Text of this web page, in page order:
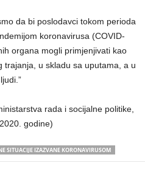
da bi poslodavci tokom perioda
koronavirusa (COVID-
organa mogli primjenjivati kao
trajanja, u skladu sa uputama, a u
rada i socijalne politike,
godine)
SITUACIJE IZAZVANE KORONAVIRUSOM